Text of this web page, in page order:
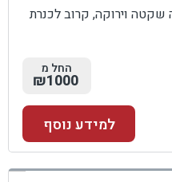
וירוקה, קרוב לכנרת
החל מ
₪1000
למידע נוסף